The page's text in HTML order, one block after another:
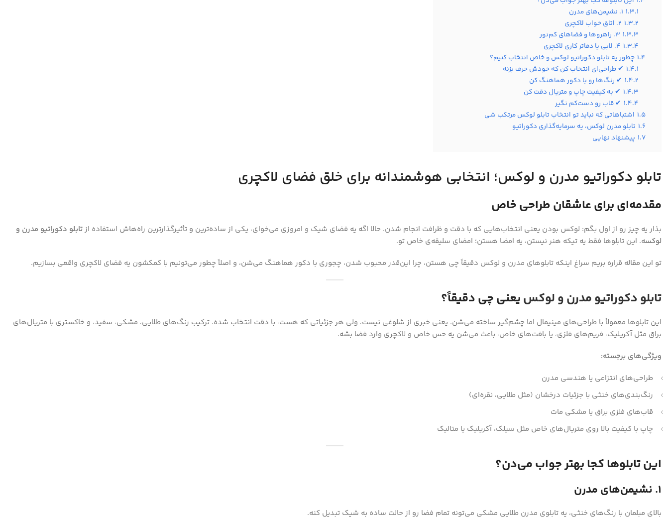
1.3.1 1. نشیمن‌های مدرن
1.3.2 2. اتاق خواب لاکچری
1.3.3 3. راهروها و فضاهای کم‌نور
1.3.4 4. لابی یا دفاتر کاری لاکچری
1.4 چطور یه تابلو دکوراتیو لوکس و خاص انتخاب کنیم؟
1.4.1 ✔ طراحی‌ای انتخاب کن که خودش حرف بزنه
1.4.2 ✔ رنگ‌ها رو با دکور هماهنگ کن
1.4.3 ✔ به کیفیت چاپ و متریال دقت کن
1.4.4 ✔ قاب رو دست‌کم نگیر
1.5 اشتباهاتی که نباید تو انتخاب تابلو لوکس مرتکب شی
1.6 تابلو مدرن لوکس، یه سرمایه‌گذاری دکوراتیو
1.7 پیشنهاد نهایی
تابلو دکوراتیو مدرن و لوکس؛ انتخابی هوشمندانه برای خلق فضای لاکچری
مقدمه‌ای برای عاشقان طراحی خاص
بذار یه چیز رو از اول بگم: لوکس بودن یعنی انتخاب‌هایی که با دقت و ظرافت انجام شدن. حالا اگه یه فضای شیک و امروزی می‌خوای، یکی از ساده‌ترین و تأثیرگذارترین راه‌هاش استفاده ازتابلو دکوراتیو مدرن و
لوکسه. این تابلوها فقط یه تیکه هنر نیستن، یه امضا هستن؛ امضای سلیقه‌ی خاص تو.
تو این مقاله قراره بریم سراغ اینکه تابلوهای مدرن و لوکس دقیقاً چی هستن، چرا این‌قدر محبوب شدن، چجوری با دکور هماهنگ می‌شن، و اصلاً چطور می‌تونیم با کمکشون یه فضای لاکچری واقعی بسازیم.
تابلو دکوراتیو مدرن و لوکسیعنی چی دقیقاً؟
این تابلوها معمولاً با طراحی‌های مینیمال اما چشم‌گیر ساخته می‌شن. یعنی خبری از شلوغی نیست، ولی هر جزئیاتی که هست، با دقت انتخاب شده. ترکیب رنگ‌های طلایی، مشکی، سفید، و خاکستری با متریال‌های
براق مثل آکریلیک، فریم‌های فلزی، یا بافت‌های خاص، باعث می‌شن یه حس خاص و لاکچری وارد فضا بشه.
ویژگی‌های برجسته:
طراحی‌های انتزاعی یا هندسی مدرن
رنگ‌بندی‌های خنثی با جزئیات درخشان (مثل طلایی، نقره‌ای)
قاب‌های فلزی براق یا مشکی مات
چاپ با کیفیت بالا روی متریال‌های خاص مثل سیلک، آکریلیک یا متالیک
این تابلوها کجا بهتر جواب می‌دن؟
1. نشیمن‌های مدرن
بالای مبلمان با رنگ‌های خنثی، یه تابلوی مدرن طلایی‌ مشکی می‌تونه تمام فضا رو از حالت ساده به شیک تبدیل کنه.